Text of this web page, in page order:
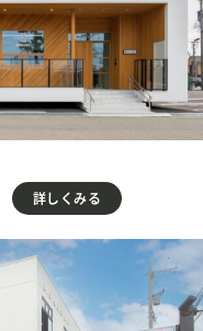
詳しくみる